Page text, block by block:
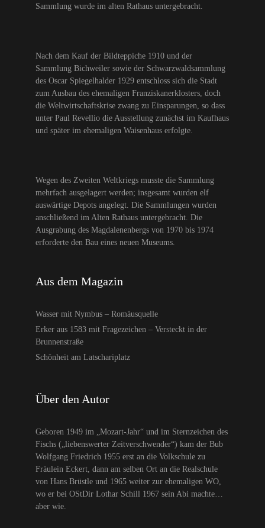
Sammlung wurde im alten Rathaus untergebracht.
Nach dem Kauf der Bildteppiche 1910 und der
Sammlung Bichweiler sowie der Schwarzwaldsammlung
des Oscar Spiegelhalder 1929 entschloss sich die Stadt
zum Ausbau des ehemaligen Franziskanerklosters, doch
die Weltwirtschaftskrise zwang zu Einsparungen, so dass
unter Paul Revellio die Ausstellung zunächst im Kaufhaus
und später im ehemaligen Waisenhaus erfolgte.
Wegen des Zweiten Weltkriegs musste die Sammlung
mehrfach ausgelagert werden; insgesamt wurden elf
auswärtige Depots angelegt. Die Sammlungen wurden
anschließend im Alten Rathaus untergebracht. Die
Ausgrabung des Magdalenenbergs von 1970 bis 1974
erforderte den Bau eines neuen Museums.
Aus dem Magazin
Wasser mit Nymbus – Romäusquelle
Erker aus 1583 mit Fragezeichen – Versteckt in der
Brunnenstraße
Schönheit am Latschariplatz
Über den Autor
Geboren 1949 im „Mozart-Jahr“ und im Sternzeichen des
Fischs („liebenswerter Zeitverschwender“) kam der Bub
Wolfgang Friedrich 1955 erst an die Volkschule zu
Fräulein Eckert, dann am selben Ort an die Realschule
von Hans Brüstle und 1965 weiter zur ehemaligen WO,
wo er bei OStDir Lothar Schill 1967 sein Abi machte…
aber wie.